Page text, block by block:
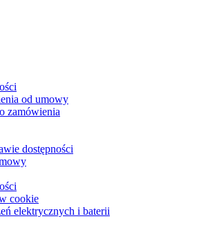
od umowy
zamówienia
dostępności
cookie
elektrycznych i baterii